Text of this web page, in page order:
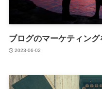
ブログのマーケティン
2023-06-02